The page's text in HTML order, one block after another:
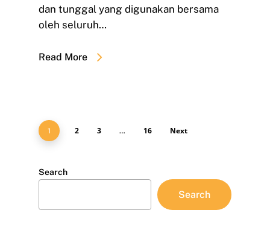
dan tunggal yang digunakan bersama
oleh seluruh…
Read More
1 2 3 … 16 Next
Search
Search